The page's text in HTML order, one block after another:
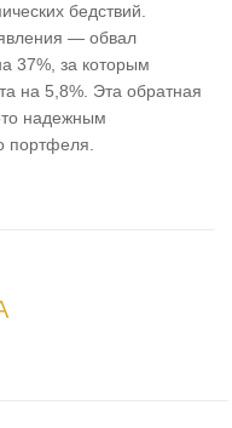
бедствий.
— обвал
37%, за которым
на 5,8%. Эта обратная
надежным
портфеля.